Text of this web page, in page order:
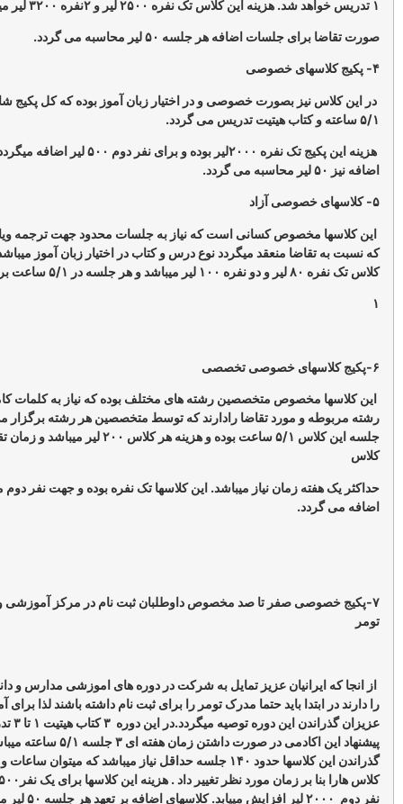
اضافه هر جلسه ۵۰ لیر محاسبه می گردد.
در این کلاس نیز بصورت خصوصی و در اختیار زبان آموز بوده که کل پکیج شامل ۳۰ جلسه
هزینه این پکیج تک نفره ۲۰۰۰لیر بوده و برای نفر دوم ۵۰۰ لیر اضافه میگردد.و هر جلسه
کسانی است که نیاز به جلسات محدود جهت ترجمه ویا یاداوری دارند
منعقد میگردد نوع درس و کتاب در اختیار زبان آموز میباشد. هزینه تشکیل
متخصصین رشته های مختلف بوده که نیاز به کلمات کاملا تخصصی در
مورد تقاضا رادارند که توسط متخصصین هر رشته برگزار می گردد هر
جلسه این کلاس ۵/۱ ساعت بوده و هزینه هر کلاس ۲۰۰ لیر میباشد و زمان تقاضا تا تشکیل
حداکثر یک هفته زمان نیاز میباشد. این کلاسها تک نفره بوده و جهت نفر دوم مبلغ ۷۰ لیر
صفر تا صد مخصوص داوطلبان ثبت نام در مرکز آموزشی و دانشگاهی و
عزیز تمایل به شرکت در دوره های اموزشی مدارس و دانشگاهی ترکیه
باید حتما مدرک تومر را برای ثبت نام داشته باشند لذا برای آماده سازی
عزیزان گذراندن این دوره توصیه میگردد.در این دوره ۳ کتاب هیتیت ۱ تا ۳ تدریس میگردد .
پیشنهاد این اکادمی در صورت داشتن زمان هفته ای ۳ جلسه ۵/۱ ساعته میباشد وبرای
گذراندن این کلاسها حدود ۱۴۰ جلسه حداقل نیاز میباشد که میتوان ساعات و روزهای تشکیل
کلاس هارا بنا بر زمان مورد نظر تغییر داد . هزینه این کلاسها برای یک نفر۹۵۰۰ لیر و برای